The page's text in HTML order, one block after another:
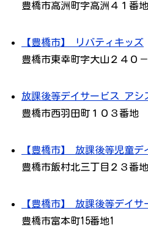
豊橋市高洲町字高洲４１番地
【豊橋市】 リバティキッズ
豊橋市東幸町字大山２４０－
放課後等デイサービス アシ
豊橋市西羽田町１０３番地
【豊橋市】 放課後等児童
豊橋市飯村北三丁目２３番
【豊橋市】 放課後等デイ
豊橋市富本町15番地1